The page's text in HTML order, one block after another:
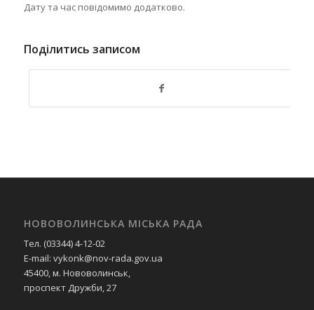
Дату та час повідомимо додатково.
Поділитись записом
НОВОВОЛИНСЬКА МІСЬКА РАДА
Тел. (03344) 4-12-02
E-mail: vykonk@nov-rada.gov.ua
45400, м. Нововолинськ,
проспект Дружби, 27